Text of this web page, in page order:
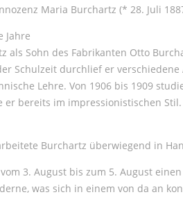
Maria Burchartz (* 28. Juli
Jahre
als Sohn des Fabrikanten Otto
Schulzeit durchlief er
Lehre. Von 1906 bis 1909
er bereits im impressionistischen
Burchartz überwiegend in
3. August bis zum 5. August
was sich in einem von da an